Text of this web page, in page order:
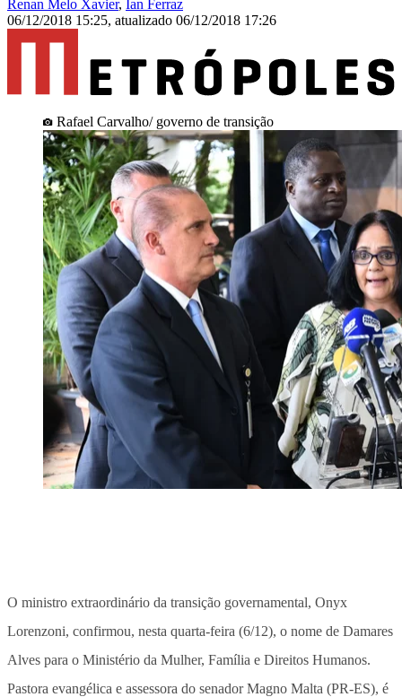
Renan Melo Xavier, Ian Ferraz
06/12/2018 15:25, atualizado 06/12/2018 17:26
Rafael Carvalho/ governo de transição
O ministro extraordinário da transição governamental, Onyx
Lorenzoni, confirmou, nesta quarta-feira (6/12), o nome de Damares
Alves para o Ministério da Mulher, Família e Direitos Humanos.
Pastora evangélica e assessora do senador Magno Malta (PR-ES), é